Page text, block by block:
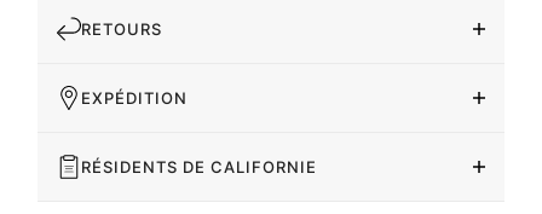
RETOURS
EXPÉDITION
RÉSIDENTS DE CALIFORNIE